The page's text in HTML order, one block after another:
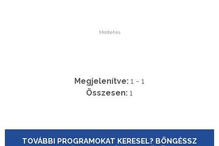
Hirdetés
Megjelenítve: 1 - 1
Összesen: 1
TOVÁBBI PROGRAMOKAT KERESEL? BÖNGÉSSZ